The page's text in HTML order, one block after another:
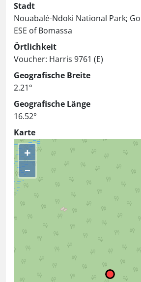
Stadt
Nouabalé-Ndoki National Park;
ESE of Bomassa
Örtlichkeit
Voucher: Harris 9761 (E)
Geografische Breite
2.21°
Geografische Länge
16.52°
Karte
+
–